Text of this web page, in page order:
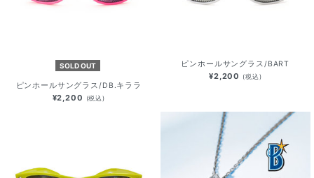
SOLD OUT
ピンホールサングラス/DB.キララ
¥2,200 (税込)
ピンホールサングラス/BART
¥2,200 (税込)